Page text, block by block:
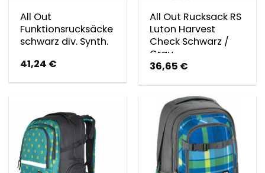
All Out
Funktionsrucksäcke
schwarz div. Synth.
41,24 €
All Out Rucksack RS
Luton Harvest
Check Schwarz /
Grau
36,65 €